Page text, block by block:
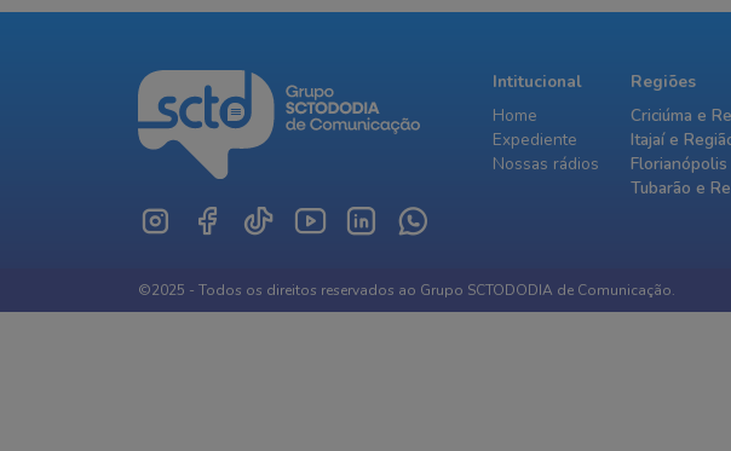
Intitucional
Home
Expediente
Nossas rádios
Regiões
Criciúma e
Itajaí e
Florianópolis
Tubarão e
©2025 - Todos os direitos reservados ao Grupo SCTODODIA de Comunicação.